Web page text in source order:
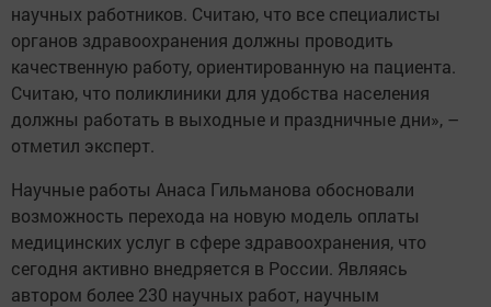
научных работников. Считаю, что все специалисты
органов здравоохранения должны проводить
качественную работу, ориентированную на пациента.
Считаю, что поликлиники для удобства населения
должны работать в выходные и праздничные дни», –
отметил эксперт.
Научные работы Анаса Гильманова обосновали
возможность перехода на новую модель оплаты
медицинских услуг в сфере здравоохранения, что
сегодня активно внедряется в России. Являясь
автором более 230 научных работ, научным